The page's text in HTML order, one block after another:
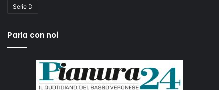
Serie D
Parla con noi